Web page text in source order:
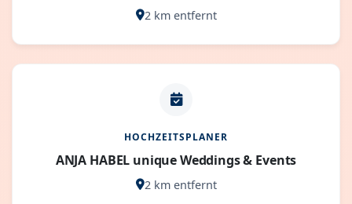
2 km entfernt
HOCHZEITSPLANER
ANJA HABEL unique Weddings & Events
2 km entfernt